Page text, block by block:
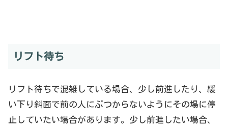
リフト待ち
リフト待ちで混雑している場合、少し前進したり、緩
い下り斜面で前の人にぶつからないようにその場に停
止していたい場合があります。少し前進したい場合、